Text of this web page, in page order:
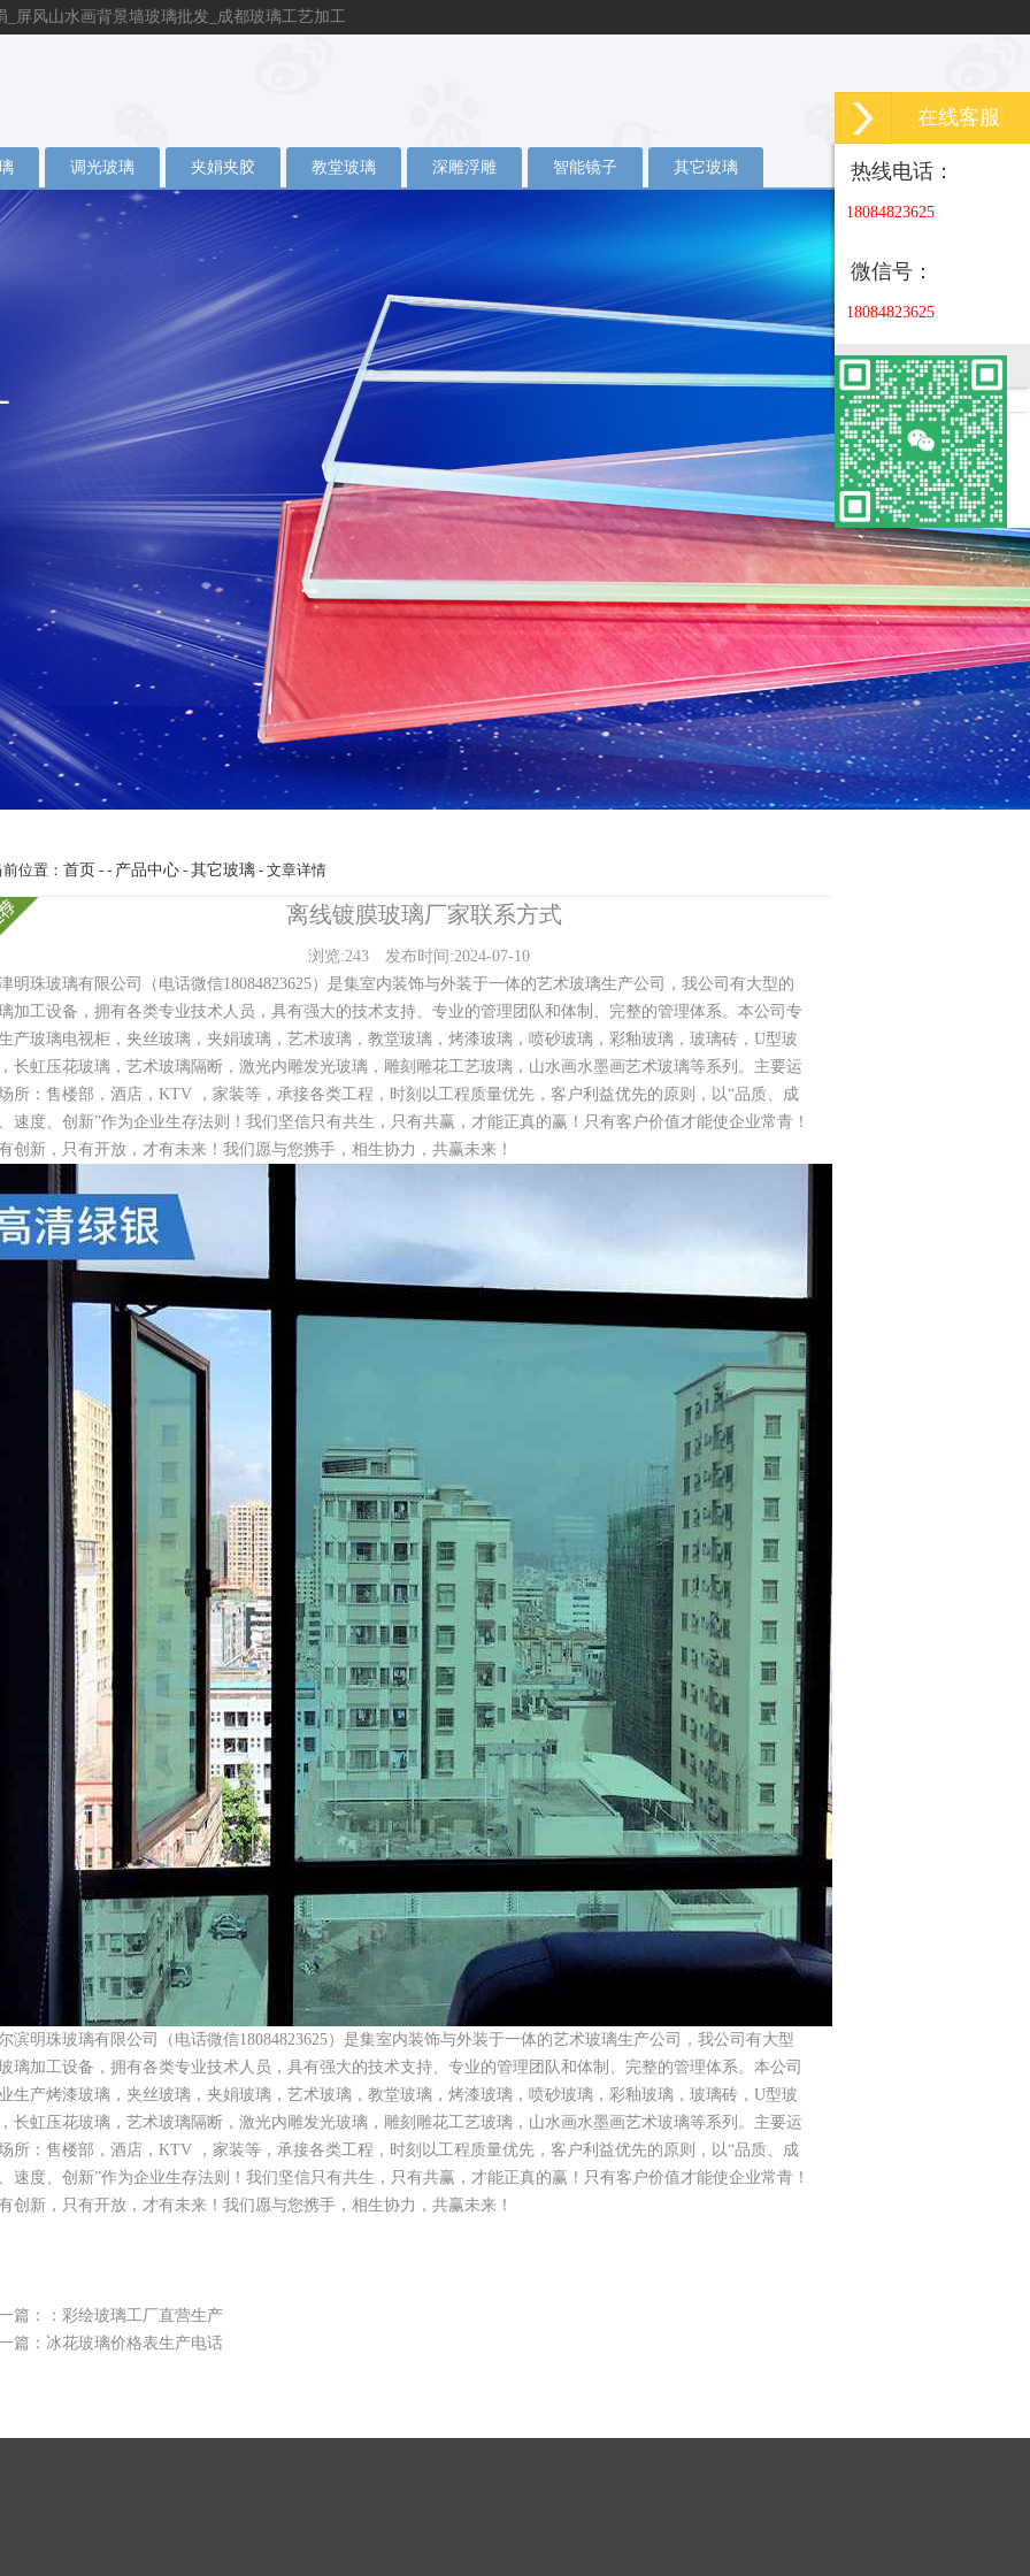
屏风山水画背景墙玻璃批发_成都玻璃工艺加工
调光玻璃 夹娟夹胶 教堂玻璃 深雕浮雕 智能镜子 其它玻璃
位置： 首页 - - 产品中心 - 其它玻璃 - 文章详情
离线镀膜玻璃厂家联系方式
浏览:243
发布时间:2024-07-10
明珠玻璃有限公司（电话微信18084823625）是集室内装饰与外装于一体的艺术玻璃生产公司，我公司有大型的
加工设备，拥有各类专业技术人员，具有强大的技术支持、专业的管理团队和体制、完整的管理体系。本公司专
产玻璃电视柜，夹丝玻璃，夹娟玻璃，艺术玻璃，教堂玻璃，烤漆玻璃，喷砂玻璃，彩釉玻璃，玻璃砖，U型玻
长虹压花玻璃，艺术玻璃隔断，激光内雕发光玻璃，雕刻雕花工艺玻璃，山水画水墨画艺术玻璃等系列。主要运
所：售楼部，酒店，KTV ，家装等，承接各类工程，时刻以工程质量优先，客户利益优先的原则，以“品质、成
速度、创新”作为企业生存法则！我们坚信只有共生，只有共赢，才能正真的赢！只有客户价值才能使企业常青！
创新，只有开放，才有未来！我们愿与您携手，相生协力，共赢未来！
滨明珠玻璃有限公司（电话微信18084823625）是集室内装饰与外装于一体的艺术玻璃生产公司，我公司有大型
璃加工设备，拥有各类专业技术人员，具有强大的技术支持、专业的管理团队和体制、完整的管理体系。本公司
生产烤漆玻璃，夹丝玻璃，夹娟玻璃，艺术玻璃，教堂玻璃，烤漆玻璃，喷砂玻璃，彩釉玻璃，玻璃砖，U型玻
长虹压花玻璃，艺术玻璃隔断，激光内雕发光玻璃，雕刻雕花工艺玻璃，山水画水墨画艺术玻璃等系列。主要运
所：售楼部，酒店，KTV ，家装等，承接各类工程，时刻以工程质量优先，客户利益优先的原则，以“品质、成
速度、创新”作为企业生存法则！我们坚信只有共生，只有共赢，才能正真的赢！只有客户价值才能使企业常青！
创新，只有开放，才有未来！我们愿与您携手，相生协力，共赢未来！
篇：： 彩绘玻璃工厂直营生产
篇： 冰花玻璃价格表生产电话
在线客服
热线电话：
18084823625
微信号：
18084823625